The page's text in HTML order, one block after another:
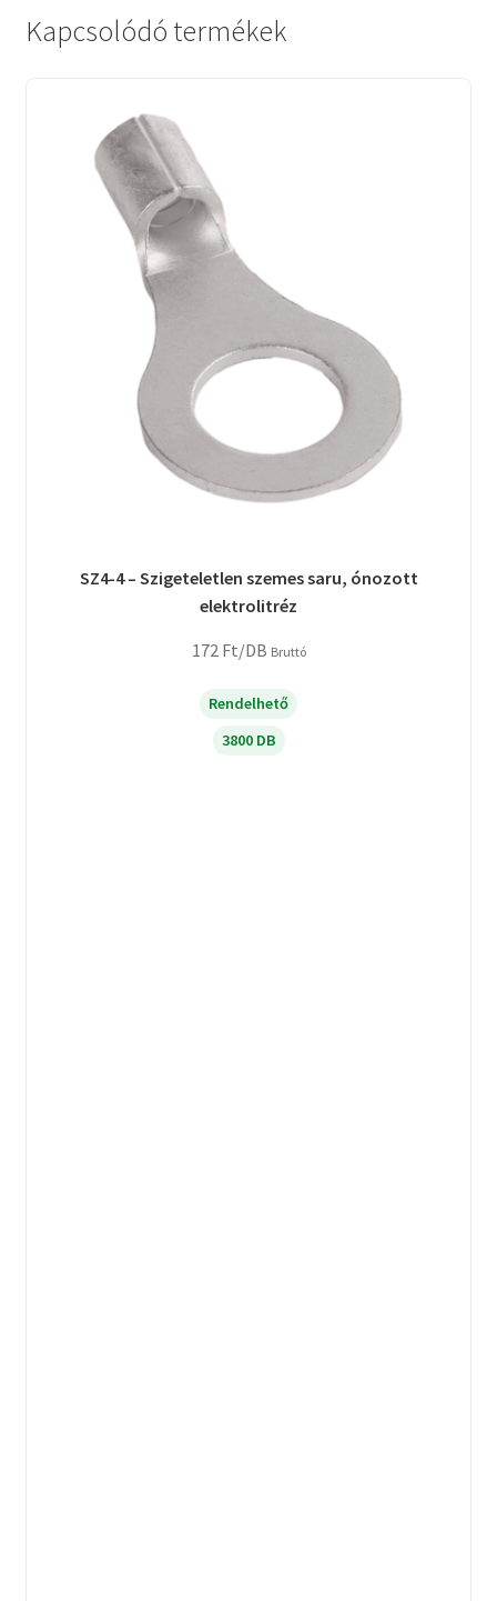
Kapcsolódó termékek
SZ4-4 – Szigeteletlen szemes saru, ónozott
elektrolitréz
172 Ft/DB Bruttó
Rendelhető
3800 DB